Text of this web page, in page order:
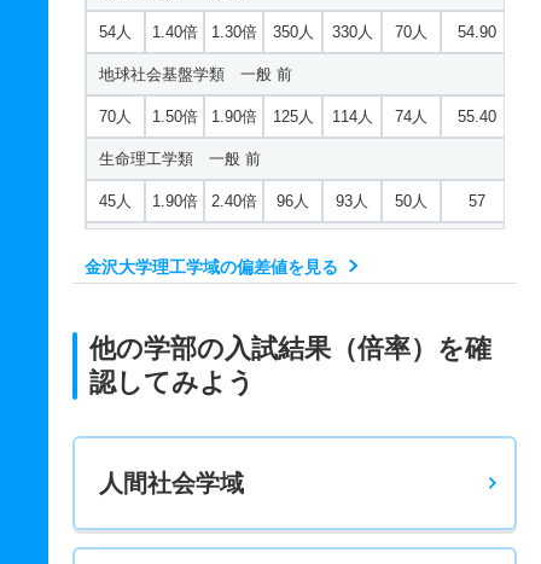
54人 1.40倍 1.30倍 350人 330人 70人 54.90
地球社会基盤学類 一般 前
70人 1.50倍 1.90倍 125人 114人 74人 55.40
生命理工学類 一般 前
45人 1.90倍 2.40倍 96人 93人 50人 57
83人 1.40倍 1.30倍 350人 330人 87人 55.80
61人 1.40倍 1.30倍
金沢大学理工学域の偏差値を見る
他の学部の入試結果（倍率）を確
認してみよう
人間社会学域